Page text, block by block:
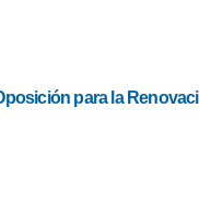
para la